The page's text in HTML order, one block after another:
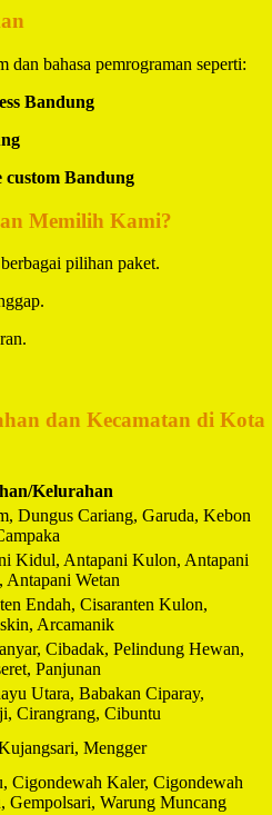
bahasa pemrograman seperti:
Bandung
custom Bandung
Memilih Kami?
pilihan paket.
dan Kecamatan di Kota
Kelurahan
Dungus Cariang, Garuda, Kebon
Kidul, Antapani Kulon, Antapani
Antapani Wetan
Endah, Cisaranten Kulon,
Arcamanik
Cibadak, Pelindung Hewan,
Panjunan
Utara, Babakan Ciparay,
Cirangrang, Cibuntu
Mengger
Cigondewah Kaler, Cigondewah
Gempolsari, Warung Muncang